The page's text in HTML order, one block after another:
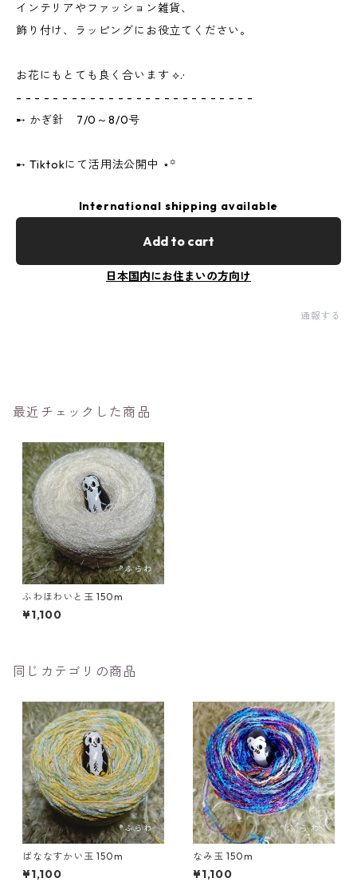
インテリアやファッション雑貨、
飾り付け、ラッピングにお役立てください。
お花にもとても良く合います ⟡.·
- - - - - - - - - - - - - - - - - - - - - - - - - -
➸ かぎ針 7/0～8/0号
➸ Tiktokにて活用法公開中 ‎⋆꙳
International shipping available
Add to cart
日本国内にお住まいの方向け
通報する
最近チェックした商品
ふわほわいと玉 150m
¥1,100
同じカテゴリの商品
ばななすかい玉 150m
¥1,100
なみ玉 150m
¥1,100